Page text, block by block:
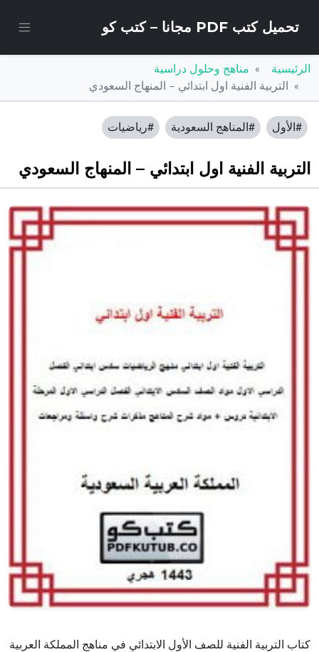
تحميل كتب PDF مجانا – كتب كو
الرئيسية
مناهج وحلول دراسية
التربية الفنية اول ابتدائي – المنهاج السعودي
#الأول #المناهج السعودية #رياضيات
التربية الفنية اول ابتدائي – المنهاج السعودي
كتاب التربية الفنية للصف الأول الابتدائي في مناهج المملكة العربية